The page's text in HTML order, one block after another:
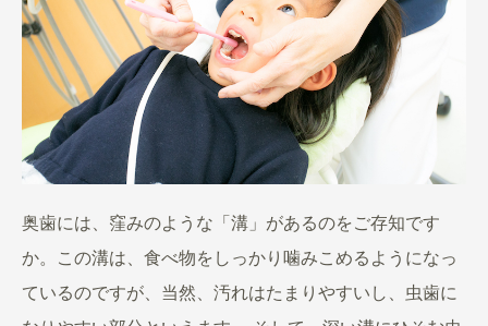
奥歯には、窪みのような「溝」があるのをご存知です
か。この溝は、食べ物をしっかり噛みこめるようになっ
ているのですが、当然、汚れはたまりやすいし、虫歯に